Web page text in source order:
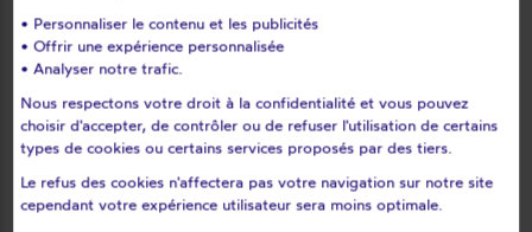
Névez
Pencran
Peumerit
Peumérit
Plabennec
Pleuven
Plobannalec-lesconil
Ploéven
• Personnaliser le contenu et les publicités
• Offrir une expérience personnalisée
• Analyser notre trafic.
Nous respectons votre droit à la confidentialité et vous pouvez
choisir d'accepter, de contrôler ou de refuser l'utilisation de certains
types de cookies ou certains services proposés par des tiers.
Le refus des cookies n'affectera pas votre navigation sur notre site
cependant votre expérience utilisateur sera moins optimale.